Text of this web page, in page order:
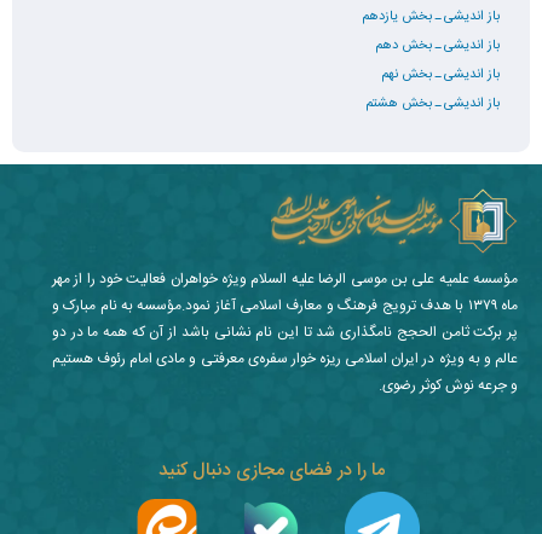
باز اندیشی ـ بخش یازدهم
باز اندیشی ـ بخش دهم
باز اندیشی ـ بخش نهم
باز اندیشی ـ بخش هشتم
ما را در فضای مجازی دنبال کنید
مؤسسه علمیه علی بن موسی الرضا علیه السلام ویژه خواهران فعالیت خود را از مهر
ماه ۱۳۷۹ با هدف ترویج فرهنگ و معارف اسلامی آغاز نمود.مؤسسه به نام مبارک و
پر برکت ثامن الحجج نامگذاری شد تا این نام نشانی باشد از آن که همه ما در دو
عالم و به ویژه در ایران اسلامی ریزه خوار سفره‌ی معرفتی و مادی امام رئوف هستیم
و جرعه نوش کوثر رضوی.